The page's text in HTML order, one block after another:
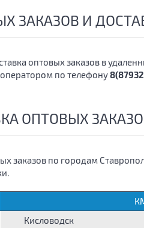
ЗАКАЗОВ И
оптовых заказов в
по телефону
ОПТОВЫХ
заказов по городам
Кисловодск